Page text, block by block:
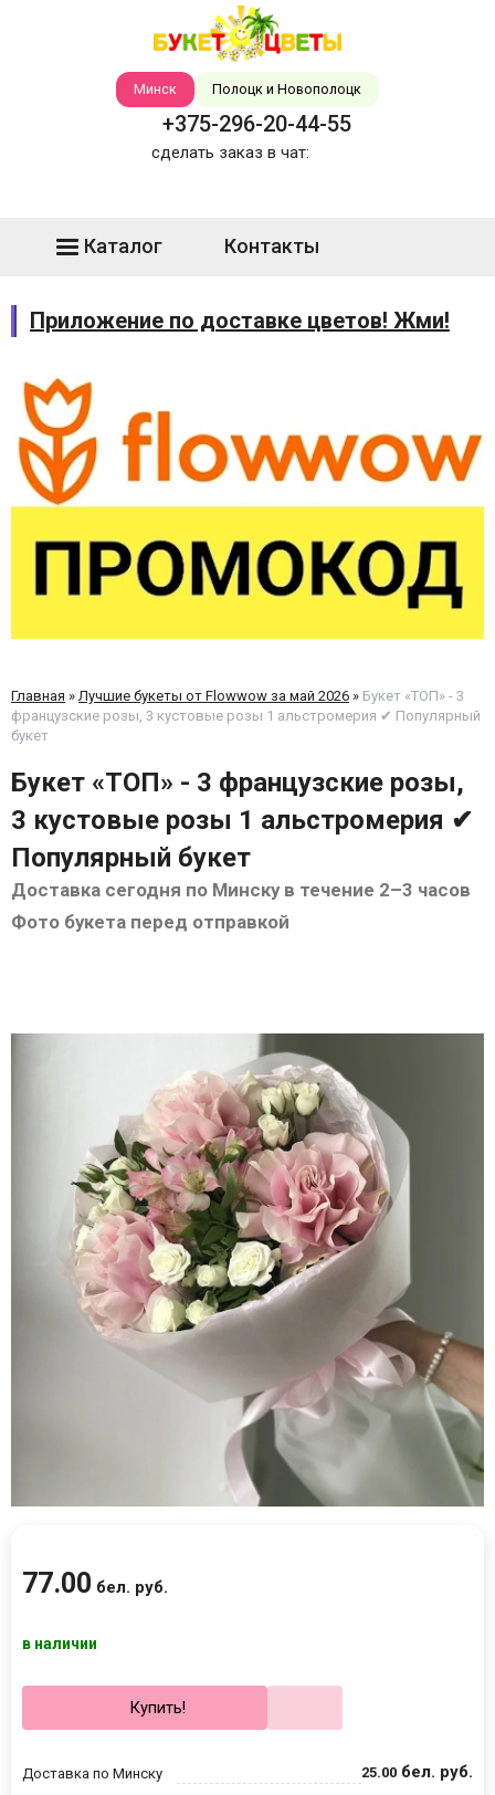
Минск Полоцк и Новополоцк
+375-296-20-44-55
сделать заказ в чат:
Каталог Контакты
Приложение по доставке цветов! Жми!
Главная » Лучшие букеты от Flowwow за май 2026 » Букет «ТОП» - 3
французские розы, 3 кустовые розы 1 альстромерия ✔ Популярный
букет
Букет «ТОП» - 3 французские розы,
3 кустовые розы 1 альстромерия ✔
Популярный букет
Доставка сегодня по Минску в течение 2–3 часов
Фото букета перед отправкой
77.00 бел. руб.
в наличии
Купить!
Доставка по Минску 25.00 бел. руб.